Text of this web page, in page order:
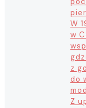
W
w
z
do
Z